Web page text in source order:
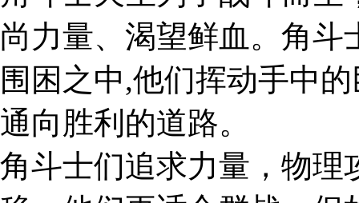
尚力量、渴望鲜血。角
围困之中,他们挥动手中
通向胜利的道路。
角斗士们追求力量，物理